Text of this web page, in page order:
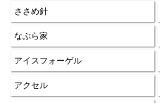
ささめ針
なぶら家
アイスフォーゲル
アクセル